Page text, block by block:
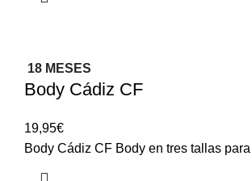
18 MESES
Body Cádiz CF
19,95€
Body Cádiz CF Body en tres tallas